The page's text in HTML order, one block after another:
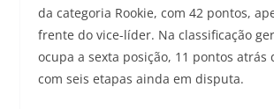
da categoria Rookie, com 42 pontos,
frente do vice-líder. Na classificação
ocupa a sexta posição, 11 pontos atrás
com seis etapas ainda em disputa.